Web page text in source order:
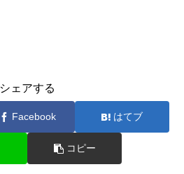
シェアする
Facebook はてブ
コピー